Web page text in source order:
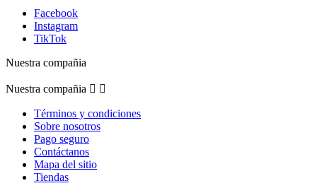
Facebook
Instagram
TikTok
Nuestra compañia
Nuestra compañia  
Términos y condiciones
Sobre nosotros
Pago seguro
Contáctanos
Mapa del sitio
Tiendas